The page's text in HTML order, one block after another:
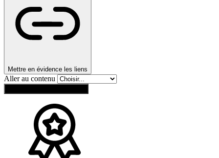
Mettre en évidence les liens
Aller au contenu